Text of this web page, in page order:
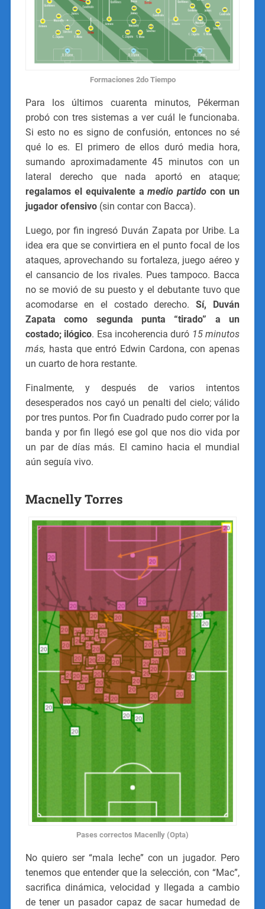
Formaciones 2do Tiempo
Para los últimos cuarenta minutos, Pékerman
probó con tres sistemas a ver cuál le funcionaba.
Si esto no es signo de confusión, entonces no sé
qué lo es. El primero de ellos duró media hora,
sumando aproximadamente 45 minutos con un
lateral derecho que nada aportó en ataque;
regalamos el equivalente amedio partido con un
jugador ofensivo (sin contar con Bacca).
Luego, por fin ingresó Duván Zapata por Uribe. La
idea era que se convirtiera en el punto focal de los
ataques, aprovechando su fortaleza, juego aéreo y
el cansancio de los rivales. Pues tampoco. Bacca
no se movió de su puesto y el debutante tuvo que
acomodarse en el costado derecho.Sí, Duván
Zapata como segunda punta “tirado” a un
costado; ilógico. Esa incoherencia duró 15 minutos
más, hasta que entró Edwin Cardona, con apenas
un cuarto de hora restante.
Finalmente, y después de varios intentos
desesperados nos cayó un penalti del cielo; válido
por tres puntos. Por fin Cuadrado pudo correr por la
banda y por fin llegó ese gol que nos dio vida por
un par de días más. El camino hacia el mundial
aún seguía vivo.
Macnelly Torres
Pases correctos Macenlly (Opta)
No quiero ser “mala leche” con un jugador. Pero
tenemos que entender que la selección, con “Mac”,
sacrifica dinámica, velocidad y llegada a cambio
de tener un pasador capaz de sacar humedad de